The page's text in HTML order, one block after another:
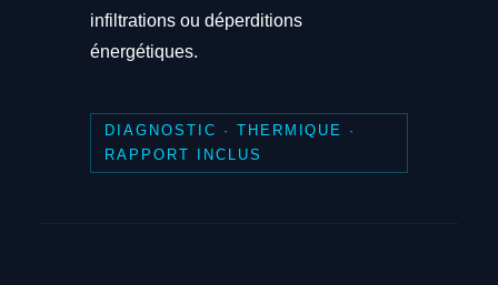
infiltrations ou déperditions
énergétiques.
DIAGNOSTIC · THERMIQUE ·
RAPPORT INCLUS